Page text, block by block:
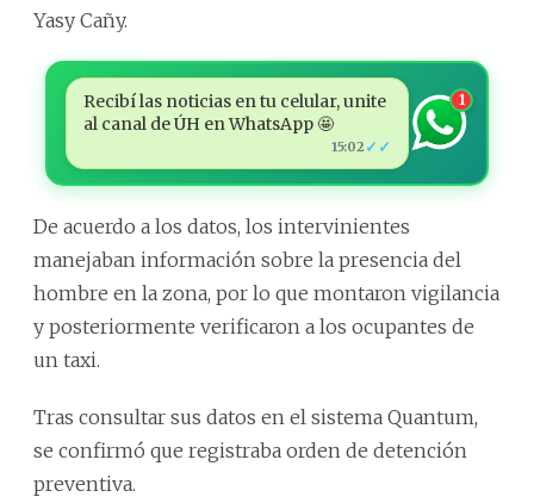
Yasy Cañy.
Recibí las noticias en tu celular, unite
al canal de ÚH en WhatsApp 🤩
15:02 ✓✓
1
De acuerdo a los datos, los intervinientes
manejaban información sobre la presencia del
hombre en la zona, por lo que montaron vigilancia
y posteriormente verificaron a los ocupantes de
un taxi.
Tras consultar sus datos en el sistema Quantum,
se confirmó que registraba orden de detención
preventiva.